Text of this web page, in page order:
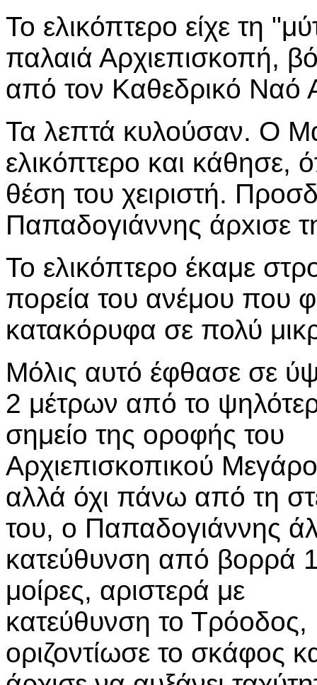
Το ελικόπτερο είχε τη
παλαιά Αρχιεπισκοπή,
από τον Καθεδρικό Ναό
Τα λεπτά κυλούσαν. Ο
ελικόπτερο και κάθησε,
θέση του χειριστή.
Παπαδογιάννης άρxισε
Το ελικόπτερο έκαμε
πορεία του ανέμου που
κατακόρυφα σε πολύ
Μόλις αυτό έφθασε σε
2 μέτρων από το
σημείο της οροφής του
Αρχιεπισκοπικού
αλλά όχι πάνω από τη
του, ο Παπαδογιάννης
κατεύθυνση από βορρά
μοίρες, αριστερά με
κατεύθυνση το Τρόοδος,
οριζοντίωσε το σκάφος